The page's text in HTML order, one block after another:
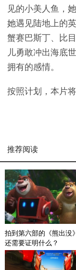
见的小美人鱼，
她遇见陆地上的
蟹赛巴斯丁、比
儿勇敢冲出海底
拥有的感情。
按照计划，本片
推荐阅读
拍到第六部的《熊出没
还需要证明什么？